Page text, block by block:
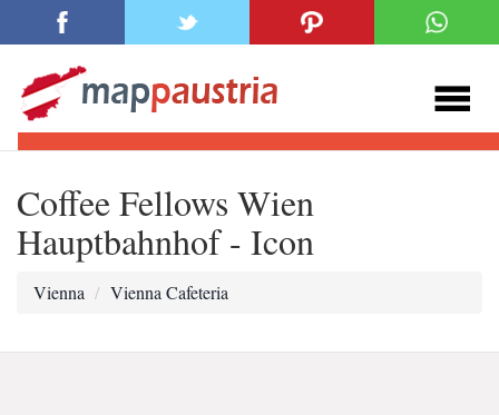
Coffee Fellows Wien
Hauptbahnhof - Icon
Vienna Vienna Cafeteria